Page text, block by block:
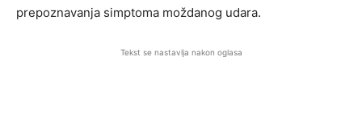
prepoznavanja simptoma moždanog udara.
Tekst se nastavlja nakon oglasa